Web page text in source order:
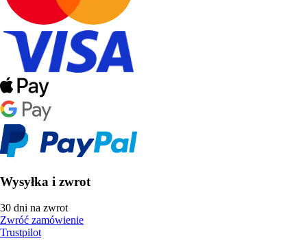
Wysyłka i zwrot
30 dni na zwrot
Zwróć zamówienie
Trustpilot